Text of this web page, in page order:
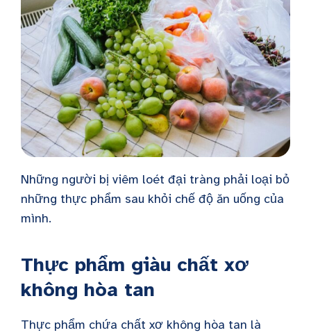
Những người bị viêm loét đại tràng phải loại bỏ
những thực phẩm sau khỏi chế độ ăn uống của
mình.
Thực phẩm giàu chất xơ
không hòa tan
Thực phẩm chứa chất xơ không hòa tan là